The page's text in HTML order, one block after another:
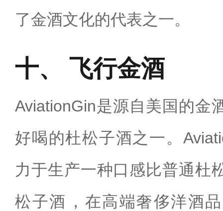
了金酒文化的代表之一。
飞行金酒
AviationGin是源自美国的金
好喝的杜松子酒之一。
力于生产一种口感比普通杜
松子酒‌，在高端奢侈洋酒